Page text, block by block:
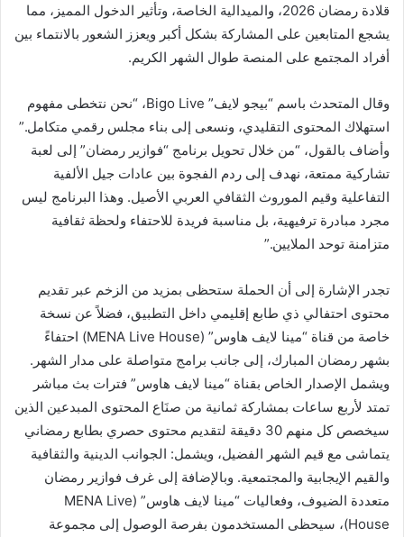
قلادة رمضان 2026، والميدالية الخاصة، وتأثير الدخول المميز، مما
يشجع المتابعين على المشاركة بشكل أكبر ويعزز الشعور بالانتماء بين
أفراد المجتمع على المنصة طوال الشهر الكريم.
وقال المتحدث باسم “بيجو لايف” Bigo Live، “نحن نتخطى مفهوم
استهلاك المحتوى التقليدي، ونسعى إلى بناء مجلس رقمي متكامل.”
وأضاف بالقول، “من خلال تحويل برنامج “فوازير رمضان” إلى لعبة
تشاركية ممتعة، نهدف إلى ردم الفجوة بين عادات جيل الألفية
التفاعلية وقيم الموروث الثقافي العربي الأصيل. وهذا البرنامج ليس
مجرد مبادرة ترفيهية، بل مناسبة فريدة للاحتفاء ولحظة ثقافية
متزامنة توحد الملايين.”
تجدر الإشارة إلى أن الحملة ستحظى بمزيد من الزخم عبر تقديم
محتوى احتفالي ذي طابع إقليمي داخل التطبيق، فضلاً عن نسخة
خاصة من قناة “مينا لايف هاوس” (MENA Live House) احتفاءً
بشهر رمضان المبارك، إلى جانب برامج متواصلة على مدار الشهر.
ويشمل الإصدار الخاص بقناة “مينا لايف هاوس” فترات بث مباشر
تمتد لأربع ساعات بمشاركة ثمانية من صنَاع المحتوى المبدعين الذين
سيخصص كل منهم 30 دقيقة لتقديم محتوى حصري بطابع رمضاني
يتماشى مع قيم الشهر الفضيل، ويشمل: الجوانب الدينية والثقافية
والقيم الإيجابية والمجتمعية. وبالإضافة إلى غرف فوازير رمضان
متعددة الضيوف، وفعاليات “مينا لايف هاوس” (MENA Live
House)، سيحظى المستخدمون بفرصة الوصول إلى مجموعة